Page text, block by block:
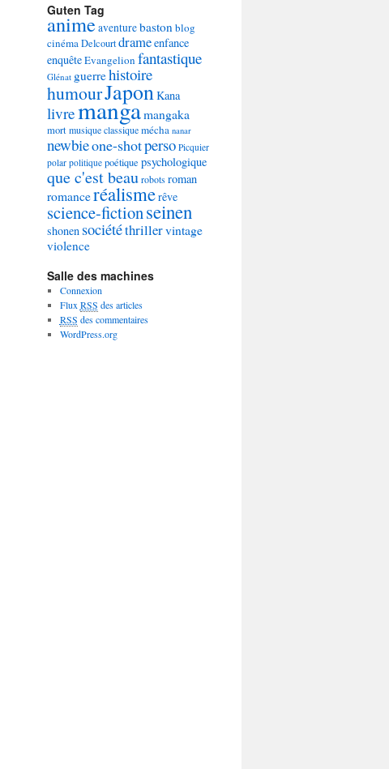
Guten Tag
animeaventurebaston blog
cinémaDelcourtdrameenfance
enquêteEvangelion fantastique
Glénat guerrehistoire
humourJapon Kana
livremangamangaka
mortmusique classiquemécha nanar
newbieone-shotperso Picquier
polar politique poétique psychologique
que c'est beaurobotsroman
romanceréalismerêve
science-fictionseinen
shonen sociététhrillervintage
violence
Salle des machines
Connexion
Flux RSS des articles
RSS des commentaires
WordPress.org